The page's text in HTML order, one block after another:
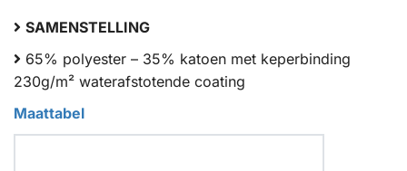
SAMENSTELLING
65% polyester – 35% katoen met keperbinding
230g/m² waterafstotende coating
Maattabel